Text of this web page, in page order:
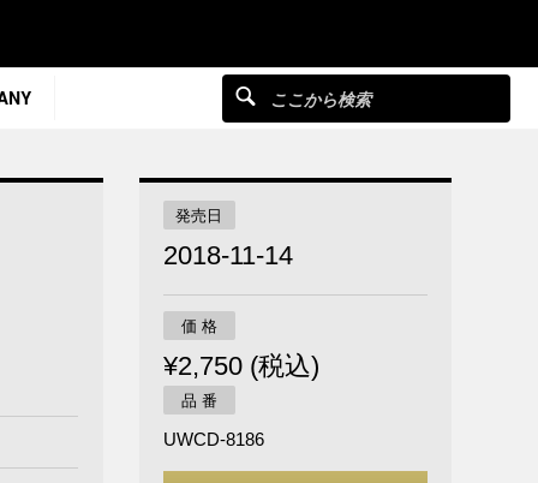
発売日
2018-11-14
価 格
¥2,750 (税込)
品 番
UWCD-8186